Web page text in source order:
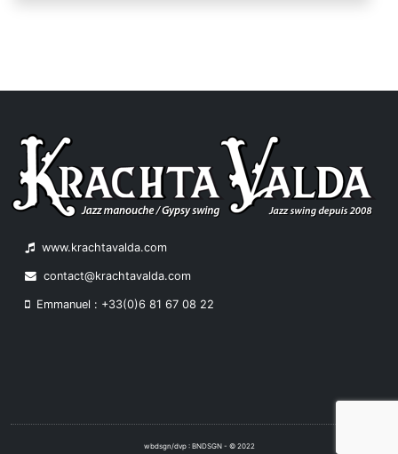
www.krachtavalda.com
contact@krachtavalda.com
Emmanuel : +33(0)6 81 67 08 22
wbdsgn/dvp : BNDSGN - © 2022